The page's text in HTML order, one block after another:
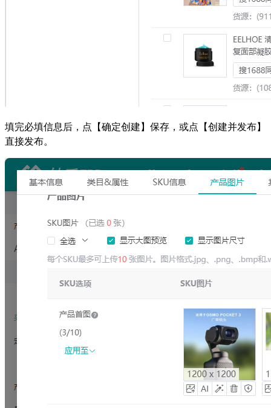
填完必填信息后，点【确定创建】保存，或点【创建并发布】
直接发布。